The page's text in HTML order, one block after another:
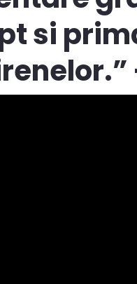
si